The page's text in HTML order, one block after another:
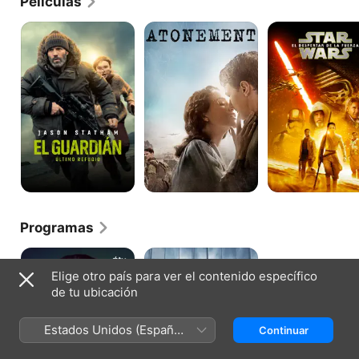
El
Guardián Último
Refugio
Expiación,
deseo
Star
Wars:
El
despertar
de
la
Fuerza
Programas
Silo Succession
Elige otro país para ver el contenido específico
de tu ubicación
Estados Unidos (Español
México)
Continuar